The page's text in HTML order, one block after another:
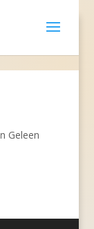
Geleen